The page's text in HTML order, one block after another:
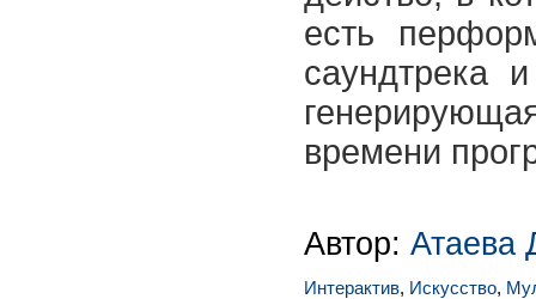
есть
саундтрека
времени
Автор: Атаева
Интерактив, Искусство,